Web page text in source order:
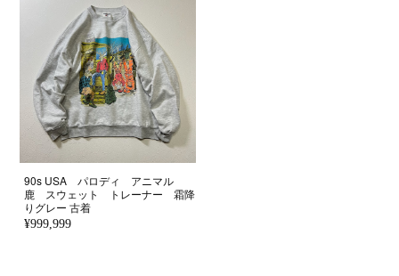
90s USA パロディ アニマル
鹿 スウェット トレーナー 霜降
りグレー 古着
¥999,999